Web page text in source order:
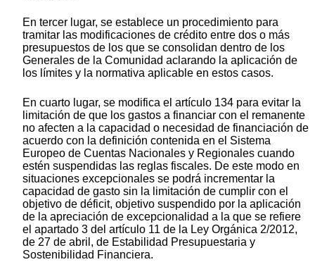
En tercer lugar, se establece un procedimiento para
tramitar las modificaciones de crédito entre dos o más
presupuestos de los que se consolidan dentro de los
Generales de la Comunidad aclarando la aplicación de
los límites y la normativa aplicable en estos casos.
En cuarto lugar, se modifica el artículo 134 para evitar la
limitación de que los gastos a financiar con el remanente
no afecten a la capacidad o necesidad de financiación de
acuerdo con la definición contenida en el Sistema
Europeo de Cuentas Nacionales y Regionales cuando
estén suspendidas las reglas fiscales. De este modo en
situaciones excepcionales se podrá incrementar la
capacidad de gasto sin la limitación de cumplir con el
objetivo de déficit, objetivo suspendido por la aplicación
de la apreciación de excepcionalidad a la que se refiere
el apartado 3 del artículo 11 de la Ley Orgánica 2/2012,
de 27 de abril, de Estabilidad Presupuestaria y
Sostenibilidad Financiera.